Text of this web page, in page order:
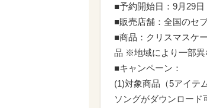
■予約開始日：9月29
■販売店舗：全国のセ
■商品：クリスマスケ
品 ※地域により一部異
■キャンペーン：
(1)対象商品（5アイテ
ソングがダウンロード